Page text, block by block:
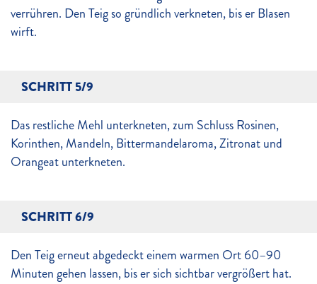
verrühren. Den Teig so gründlich verkneten, bis er Blasen
wirft.
SCHRITT 5/9
Das restliche Mehl unterkneten, zum Schluss Rosinen,
Korinthen, Mandeln, Bittermandelaroma, Zitronat und
Orangeat unterkneten.
SCHRITT 6/9
Den Teig erneut abgedeckt einem warmen Ort 60–90
Minuten gehen lassen, bis er sich sichtbar vergrößert hat.